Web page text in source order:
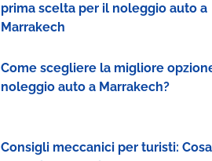
prima scelta per il noleggio auto a
Marrakech
Come scegliere la migliore
noleggio auto a Marrakech?
Consigli meccanici per turisti: